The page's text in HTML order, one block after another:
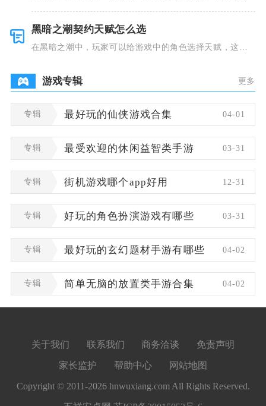
黑暗之潮契约天赋怎么选
在黑暗之潮中，玩家可以给游戏中的角色选择天赋，这些
游戏专辑 更多
专辑 最好玩的仙侠游戏合集 04-01
专辑 最受欢迎的休闲益智类手游 03-31
专辑 街机游戏哪个app好用 12-31
专辑 好玩的角色扮演游戏有哪些 03-31
专辑 最好玩的玄幻题材手游有哪些 04-02
专辑 简单无脑的放置类手游合集 04-02
关于我们 联系我们 商务洽谈 免责声明
家长监护 帮助中心 网站地图
Copyright © 2011-2026 hnwuxiang.com All Rights Reserved.